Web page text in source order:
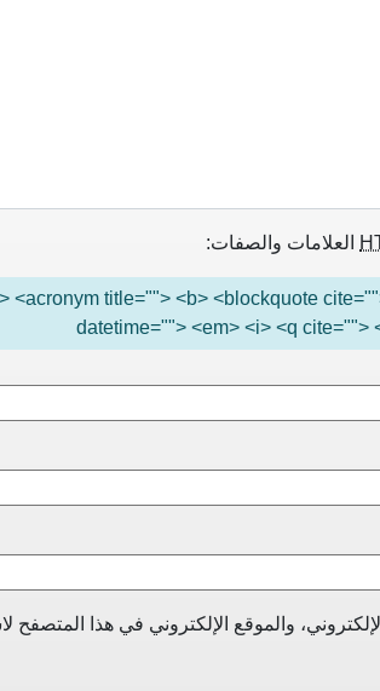
العلامات والصفات:
<acronym title=""> <b> <blockquote
datetime=""> <em> <i> <q cite="">
والموقع الإلكتروني في هذا المتصفح